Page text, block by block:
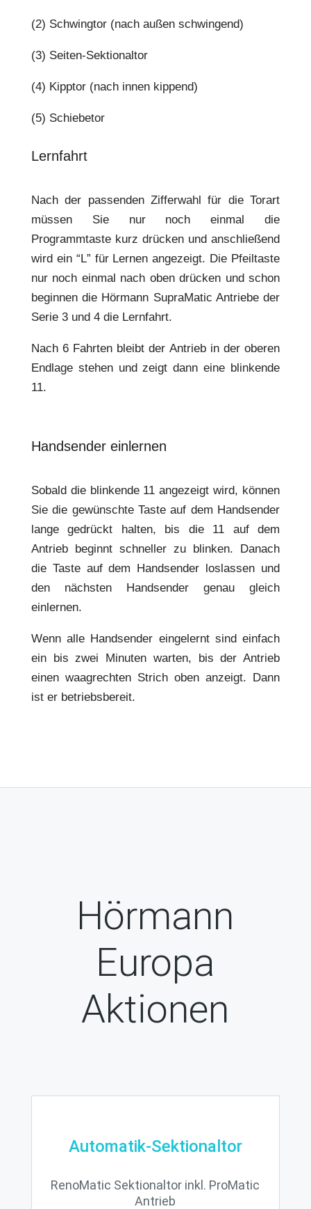
(2) Schwingtor (nach außen schwingend)
(3) Seiten-Sektionaltor
(4) Kipptor (nach innen kippend)
(5) Schiebetor
Lernfahrt
Nach der passenden Zifferwahl für die Torart
müssen Sie nur noch einmal die
Programmtaste kurz drücken und anschließend
wird ein “L” für Lernen angezeigt. Die Pfeiltaste
nur noch einmal nach oben drücken und schon
beginnen die Hörmann SupraMatic Antriebe der
Serie 3 und 4 die Lernfahrt.
Nach 6 Fahrten bleibt der Antrieb in der oberen
Endlage stehen und zeigt dann eine blinkende
11.
Handsender einlernen
Sobald die blinkende 11 angezeigt wird, können
Sie die gewünschte Taste auf dem Handsender
lange gedrückt halten, bis die 11 auf dem
Antrieb beginnt schneller zu blinken. Danach
die Taste auf dem Handsender loslassen und
den nächsten Handsender genau gleich
einlernen.
Wenn alle Handsender eingelernt sind einfach
ein bis zwei Minuten warten, bis der Antrieb
einen waagrechten Strich oben anzeigt. Dann
ist er betriebsbereit.
Hörmann
Europa
Aktionen
Automatik-Sektionaltor
RenoMatic Sektionaltor inkl. ProMatic
Antrieb